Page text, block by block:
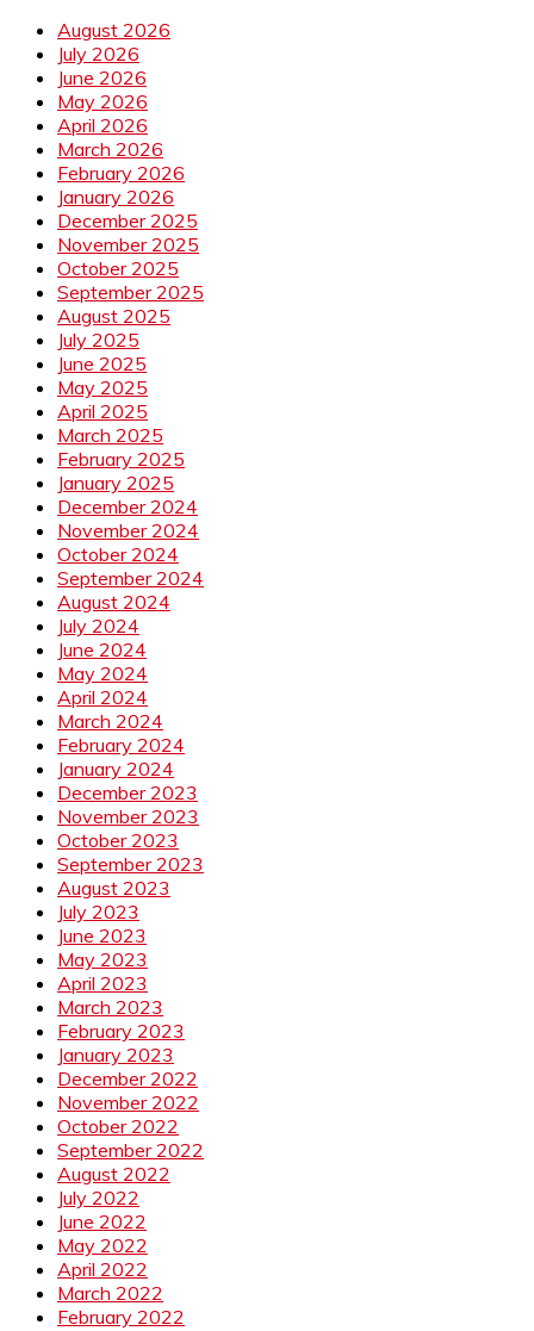
August 2026
July 2026
June 2026
May 2026
April 2026
March 2026
February 2026
January 2026
December 2025
November 2025
October 2025
September 2025
August 2025
July 2025
June 2025
May 2025
April 2025
March 2025
February 2025
January 2025
December 2024
November 2024
October 2024
September 2024
August 2024
July 2024
June 2024
May 2024
April 2024
March 2024
February 2024
January 2024
December 2023
November 2023
October 2023
September 2023
August 2023
July 2023
June 2023
May 2023
April 2023
March 2023
February 2023
January 2023
December 2022
November 2022
October 2022
September 2022
August 2022
July 2022
June 2022
May 2022
April 2022
March 2022
February 2022